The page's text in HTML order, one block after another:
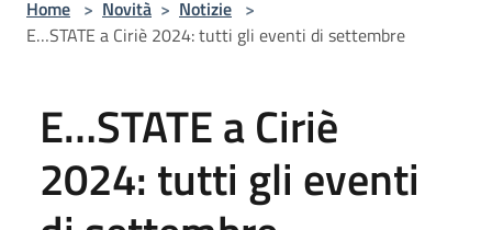
Home > Novità > Notizie >
E…STATE a Ciriè 2024: tutti gli eventi di settembre
E…STATE a Ciriè
2024: tutti gli eventi